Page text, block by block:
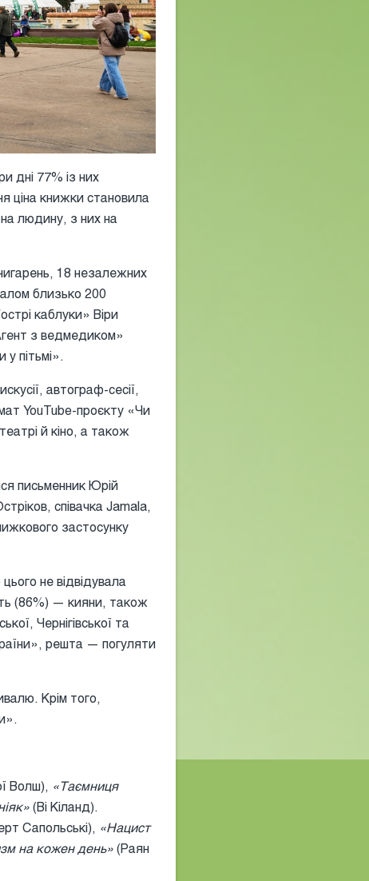
дні 77% із них
ціна книжки становила
людину, з них на
18 незалежних
близько 200
каблуки» Віри
з ведмедиком»
пітьмі».
автограф-сесії,
YouTube-проєкту «Чи
й кіно, а також
письменник Юрій
співачка Jamala,
застосунку
не відвідувала
(86%) — кияни, також
Чернігівської та
решта — погуляти
Крім того,
Волш), «Таємниця
(Ві Кіланд).
Сапольські), «Нацист
на кожен день» (Раян